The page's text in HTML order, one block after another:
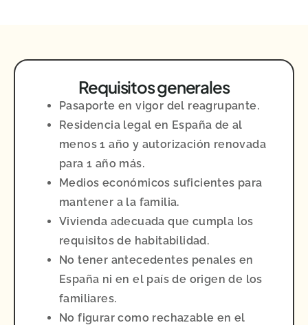
Requisitos generales
Pasaporte en vigor del reagrupante.
Residencia legal en España de al
menos 1 año y autorización renovada
para 1 año más.
Medios económicos suficientes para
mantener a la familia.
Vivienda adecuada que cumpla los
requisitos de habitabilidad.
No tener antecedentes penales en
España ni en el país de origen de los
familiares.
No figurar como rechazable en el